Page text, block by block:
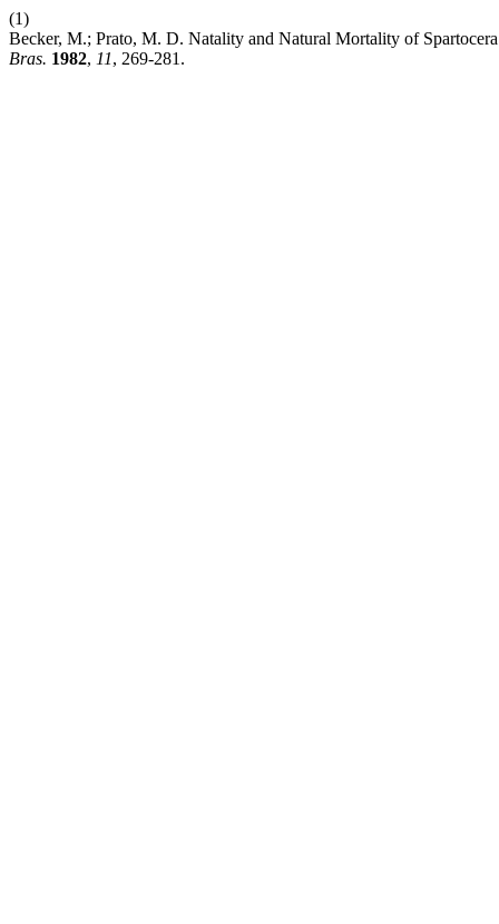
(1)
Becker, M.; Prato, M. D. Natality and Natural Mortality of
Bras. 1982, 11, 269-281.